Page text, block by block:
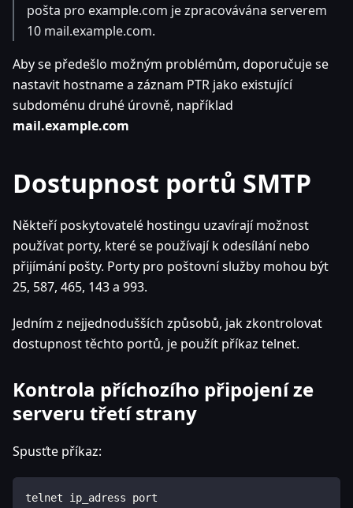
pošta pro example.com je zpracovávána serverem
10 mail.example.com.
Aby se předešlo možným problémům, doporučuje se
nastavit hostname a záznam PTR jako existující
subdoménu druhé úrovně, například
mail.example.com
Dostupnost portů SMTP
Někteří poskytovatelé hostingu uzavírají možnost
používat porty, které se používají k odesílání nebo
přijímání pošty. Porty pro poštovní služby mohou být
25, 587, 465, 143 a 993.
Jedním z nejjednodušších způsobů, jak zkontrolovat
dostupnost těchto portů, je použít příkaz telnet.
Kontrola příchozího připojení ze
serveru třetí strany
Spusťte příkaz:
telnet ip_adress port